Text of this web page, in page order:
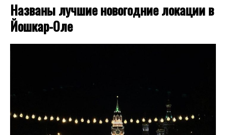
Названы лучшие новогодние локации в
Йошкар-Оле